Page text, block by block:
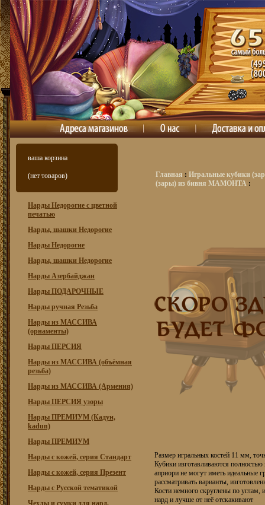
ваша корзина
(нет товаров)
Нарды Недорогие с цветной
печатью
Нарды, шашки Недорогие
Нарды Недорогие
Нарды, шашки Недорогие
Нарды Азербайджан
Нарды ПОДАРОЧНЫЕ
Нарды ручная Резьба
Нарды из МАССИВА
(орнаменты)
Нарды ПЕРСИЯ
Нарды из МАССИВА (объёмная
резьба)
Нарды из МАССИВА (Армения)
Нарды ПЕРСИЯ узоры
Нарды ПРЕМИУМ (Кадун,
kadun)
Нарды ПРЕМИУМ
Нарды с кожей, серия Стандарт
Нарды с кожей, серия Презент
Нарды с Русской тематикой
Чехлы и сумки для нард,
Главная : Игральные кубики
(зары) из бивня МАМОНТА :
Размер игральных костей 11 мм,
Кубики изготавливаются
априори не могут иметь идеальные
рассматривать варианты,
Кости немного скруглены по углам,
нард и лучше от неё отскакивают